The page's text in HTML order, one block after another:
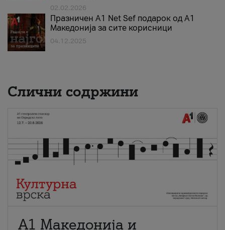
02.02.2026
Празничен A1 Net Sеf подарок од А1
Македонија за сите корисници
04.12.2025
Слични содржини
А1 Македонија и